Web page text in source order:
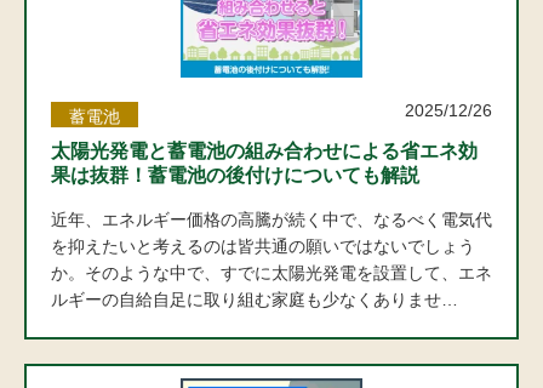
蓄電池 2025/12/26
太陽光発電と蓄電池の組み合わせによる省エネ効
果は抜群！蓄電池の後付けについても解説
近年、エネルギー価格の高騰が続く中で、なるべく電気代
を抑えたいと考えるのは皆共通の願いではないでしょう
か。そのような中で、すでに太陽光発電を設置して、エネ
ルギーの自給自足に取り組む家庭も少なくありませ…